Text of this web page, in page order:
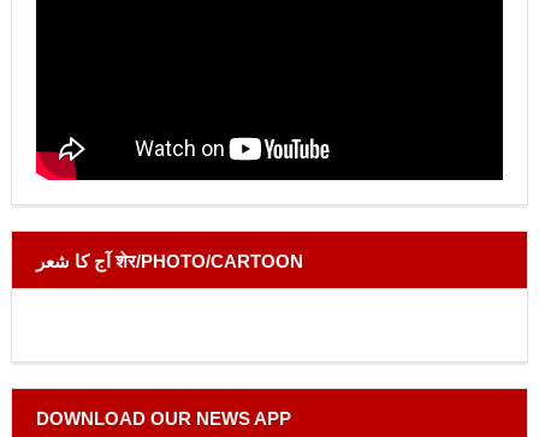
آج کا شعر शेर/PHOTO/CARTOON
DOWNLOAD OUR NEWS APP